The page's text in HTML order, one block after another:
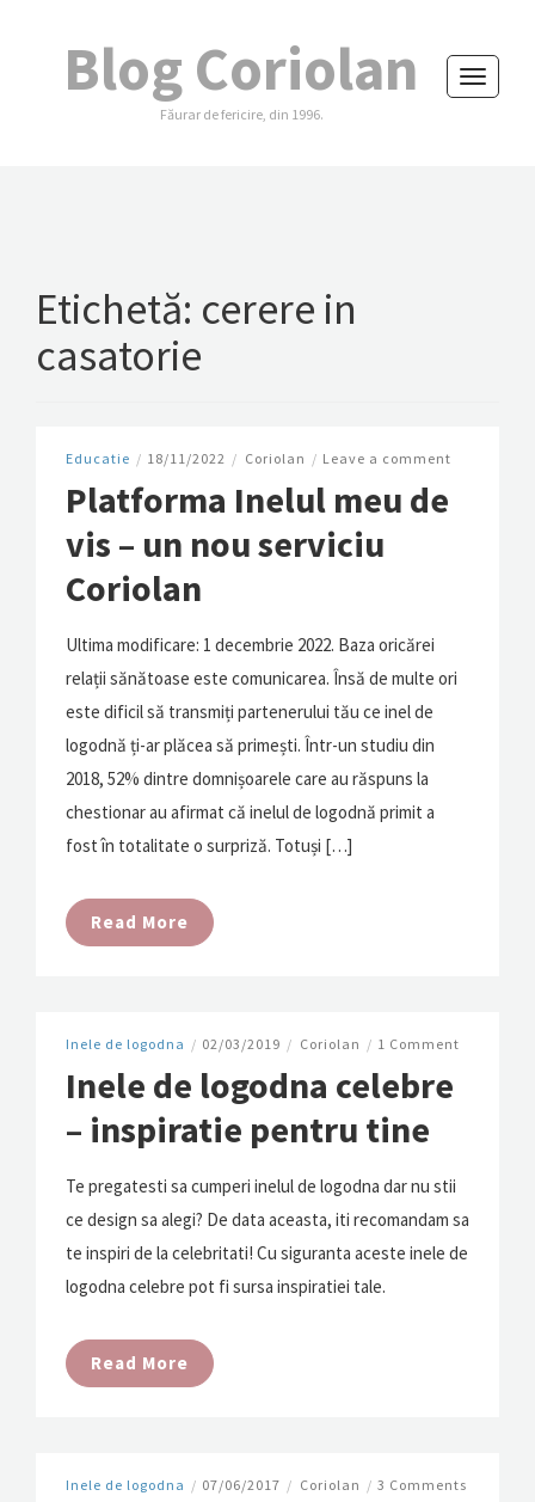
Blog Coriolan
Făurar de fericire, din 1996.
Toggle
Etichetă: cerere in
casatorie
Educatie / 18/11/2022 / Coriolan / Leave a comment
Platforma Inelul meu de
vis – un nou serviciu
Coriolan
Ultima modificare: 1 decembrie 2022. Baza oricărei
relații sănătoase este comunicarea. Însă de multe ori
este dificil să transmiți partenerului tău ce inel de
logodnă ți-ar plăcea să primești. Într-un studiu din
2018, 52% dintre domnișoarele care au răspuns la
chestionar au afirmat că inelul de logodnă primit a
fost în totalitate o surpriză. Totuși […]
Read More
Inele de logodna / 02/03/2019 / Coriolan / 1 Comment
Inele de logodna celebre
– inspiratie pentru tine
Te pregatesti sa cumperi inelul de logodna dar nu stii
ce design sa alegi? De data aceasta, iti recomandam sa
te inspiri de la celebritati! Cu siguranta aceste inele de
logodna celebre pot fi sursa inspiratiei tale.
Read More
Inele de logodna / 07/06/2017 / Coriolan / 3 Comments